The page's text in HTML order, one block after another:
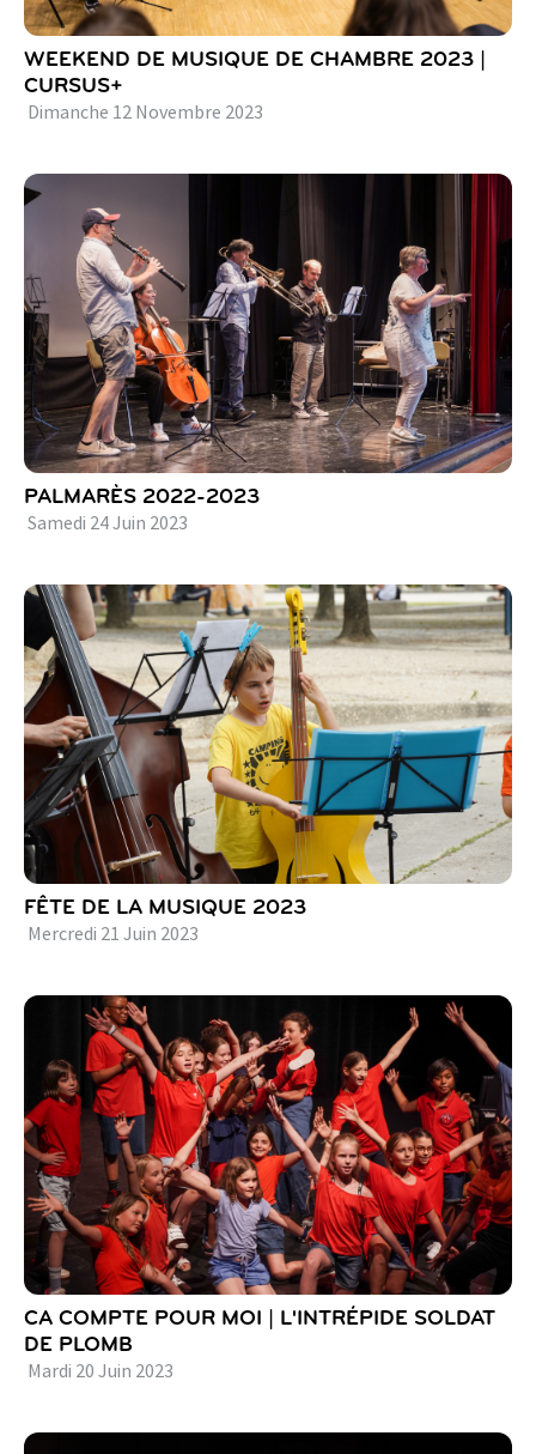
WEEKEND DE MUSIQUE DE CHAMBRE 2023 |
CURSUS+
Dimanche 12 Novembre 2023
PALMARÈS 2022-2023
Samedi 24Juin 2023
FÊTE DE LA MUSIQUE 2023
Mercredi 21 Juin 2023
CA COMPTE POUR MOI | L'INTRÉPIDE SOLDAT
DE PLOMB
Mardi 20 Juin 2023